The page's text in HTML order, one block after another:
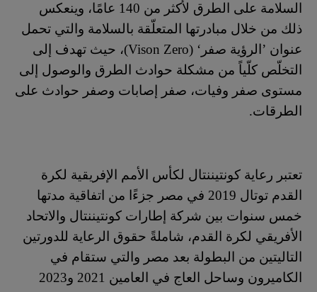
السلامة على الطرق لأكثر من 140 عامًا، وينعكس
ذلك من خلال مبادرتها المتعلّقة بالسلامة والتي تحمل
عنوان ’الرؤية صفر‘ (Vison Zero)، حيث تهدف إلى
التخلّص كلّياً من مشكلة حوادث الطرق والوصول إلى
مستوى صفر وفيات، صفر إصابات وصفر حوادث على
الطرقات.
تعتبر رعاية كونتيننتال لكأس الأمم الإفريقية لكرة
القدم توتال 2019 في مصر جزءًا من اتفاقية مدتها
خمس سنوات بين شركة إطارات كونتيننتال والاتحاد
الأفريقي لكرة القدم، شاملةً حقوق الرعاية للدورتين
التاليتين من البطولة بعد مصر والتي ستقام في
الكاميرون وساحل العاج في العامين 2021 و2023